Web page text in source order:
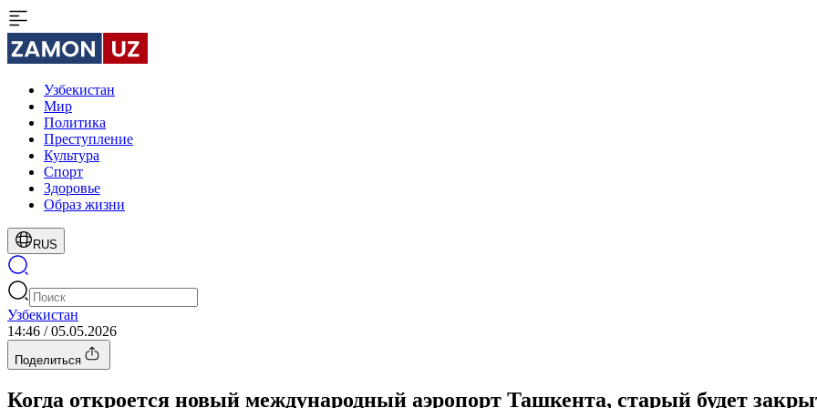
Узбекистан
Мир
Политика
Преступление
Культура
Спорт
Здоровье
Образ жизни
RUS
Узбекистан
14:46 / 05.05.2026
Поделиться
Когда откроется новый международный аэропорт Ташкента, старый будет